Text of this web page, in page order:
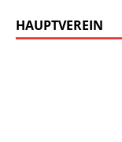
HAUPTVEREIN